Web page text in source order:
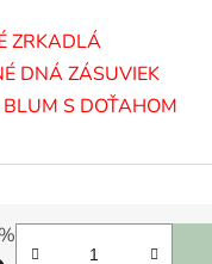
ZRKADLÁ
DNÁ ZÁSUVIEK
S DOŤAHOM